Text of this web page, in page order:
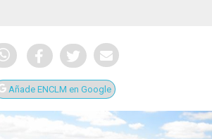
Añade ENCLM en Google